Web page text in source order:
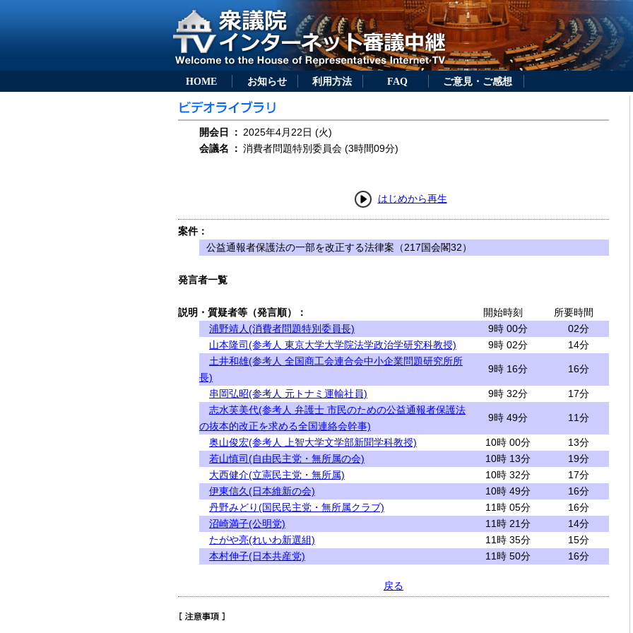
HOME お知らせ 利用方法 FAQ ご意見・ご感想
開会日 ： 2025年4月22日 (火)
会議名
： 消費者問題特別委員会 (3時間09分)
はじめから再生
案件：
公益通報者保護法の一部を改正する法律案（217国会閣32）
発言者一覧
説明・質疑者等（発言順）： 開始時刻
所要時間
浦野靖人(消費者問題特別委員長)
9時 00分
02分
山本隆司(参考人 東京大学大学院法学政治学研究科教授)
9時 02分
14分
土井和雄(参考人 全国商工会連合会中小企業問題研究所所
長)
9時 16分 16分
串岡弘昭(参考人 元トナミ運輸社員) 9時 32分
17分
志水芙美代(参考人 弁護士 市民のための公益通報者保護法
の抜本的改正を求める全国連絡会幹事)
9時 49分 11分
奥山俊宏(参考人 上智大学文学部新聞学科教授) 10時 00分
13分
若山慎司(自由民主党・無所属の会)
10時 13分
19分
大西健介(立憲民主党・無所属)
10時 32分
17分
伊東信久(日本維新の会)
10時 49分
16分
丹野みどり(国民民主党・無所属クラブ)
11時 05分
16分
沼崎満子(公明党)
11時 21分
14分
たがや亮(れいわ新選組)
11時 35分
15分
本村伸子(日本共産党)
11時 50分 16分
戻る